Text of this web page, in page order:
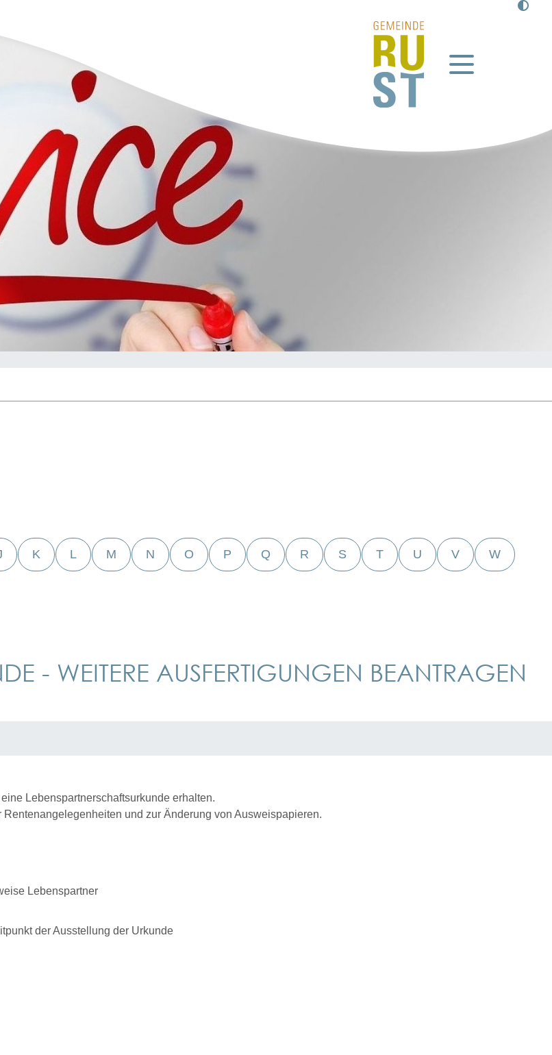
K L M N O P Q R S T U V W
- WEITERE AUSFERTIGUNGEN BEANTRAGEN
Lebenspartnerschaftsurkunde erhalten.
Rentenangelegenheiten und zur Änderung von Ausweispapieren.
Lebenspartner
der Ausstellung der Urkunde